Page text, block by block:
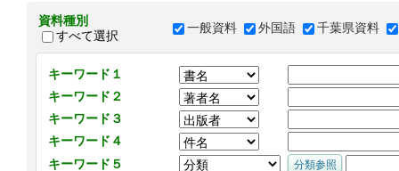
資料種別
すべて選択
一般資料 外国語 千葉県資料
キーワード１
キーワード２
キーワード３
キーワード４
キーワード５